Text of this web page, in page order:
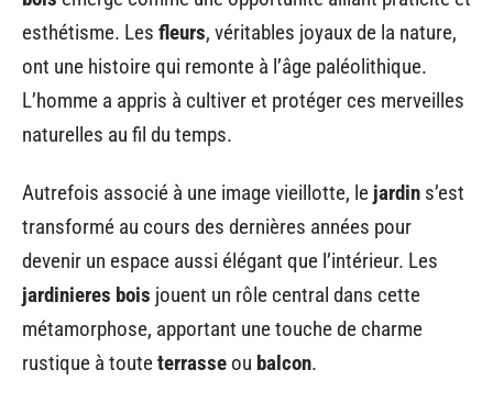
esthétisme. Les fleurs, véritables joyaux de la nature,
ont une histoire qui remonte à l’âge paléolithique.
L’homme a appris à cultiver et protéger ces merveilles
naturelles au fil du temps.
Autrefois associé à une image vieillotte, le jardin s’est
transformé au cours des dernières années pour
devenir un espace aussi élégant que l’intérieur. Les
jardinieres bois jouent un rôle central dans cette
métamorphose, apportant une touche de charme
rustique à touteterrasse ou balcon.